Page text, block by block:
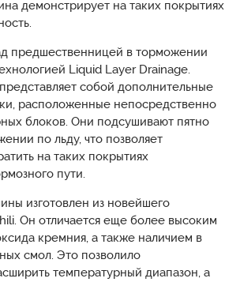
демонстрирует на таких покрытиях
предшественницей в торможении
Liquid Layer Drainage.
собой дополнительные
расположенные непосредственно
блоков. Они подсушивают пятно
по льду, что позволяет
на таких покрытиях
пути.
изготовлен из новейшего
Он отличается еще более высоким
кремния, а также наличием в
смол. Это позволило
температурный диапазон, а